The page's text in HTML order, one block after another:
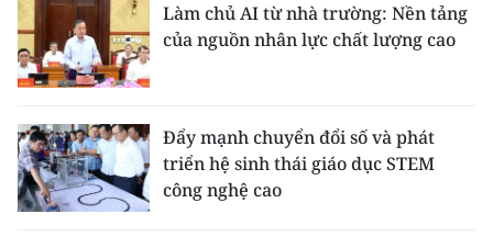
Làm chủ AI từ nhà trường: Nền tảng
của nguồn nhân lực chất lượng cao
Đẩy mạnh chuyển đổi số và phát
triển hệ sinh thái giáo dục STEM
công nghệ cao